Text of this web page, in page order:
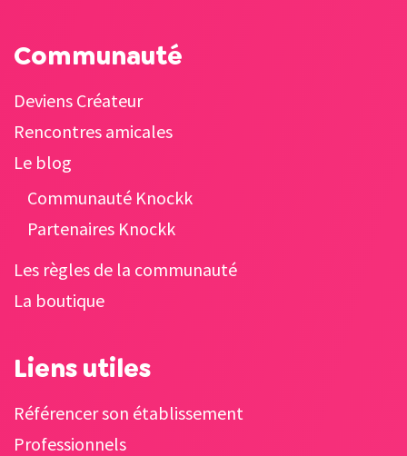
Communauté
Deviens Créateur
Rencontres amicales
Le blog
Communauté Knockk
Partenaires Knockk
Les règles de la communauté
La boutique
Liens utiles
Référencer son établissement
Professionnels